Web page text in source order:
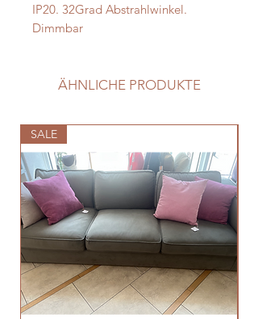
IP20. 32Grad Abstrahlwinkel.
Dimmbar
ÄHNLICHE PRODUKTE
SALE